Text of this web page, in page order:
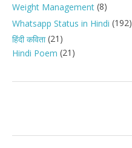
Weight Management (8)
Whatsapp Status in Hindi (192)
हिंदी कविता(21)
Hindi Poem (21)